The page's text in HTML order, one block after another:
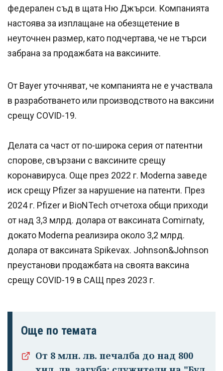
федерален съд в щата Ню Джърси. Компанията
настоява за изплащане на обезщетение в
неуточнен размер, като подчертава, че не търси
забрана за продажбата на ваксините.
От Bayer уточняват, че компанията не е участвала
в разработването или производството на ваксини
срещу COVID-19.
Делата са част от по-широка серия от патентни
спорове, свързани с ваксините срещу
коронавируса. Още през 2022 г. Moderna заведе
иск срещу Pfizer за нарушение на патенти. През
2024 г. Pfizer и BioNTech отчетоха общи приходи
от над 3,3 млрд. долара от ваксината Comirnaty,
докато Moderna реализира около 3,2 млрд.
долара от ваксината Spikevax. Johnson&Johnson
преустанови продажбата на своята ваксина
срещу COVID-19 в САЩ през 2023 г.
Още по темата
От 8 млн. лв. печалба до над 800